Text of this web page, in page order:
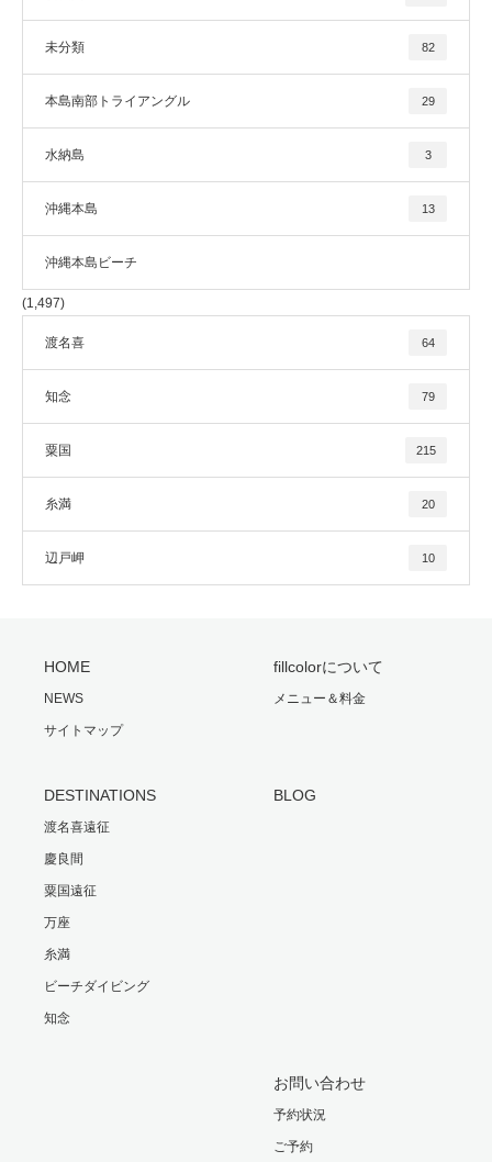
未分類 82
本島南部トライアングル 29
水納島 3
沖縄本島 13
沖縄本島ビーチ
(1,497)
渡名喜 64
知念 79
粟国 215
糸満 20
辺戸岬 10
HOME
NEWS
サイトマップ
fillcolorについて
メニュー＆料金
DESTINATIONS
渡名喜遠征
慶良間
粟国遠征
万座
糸満
ビーチダイビング
知念
BLOG
お問い合わせ
予約状況
ご予約